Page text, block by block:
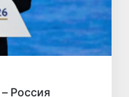
Россия